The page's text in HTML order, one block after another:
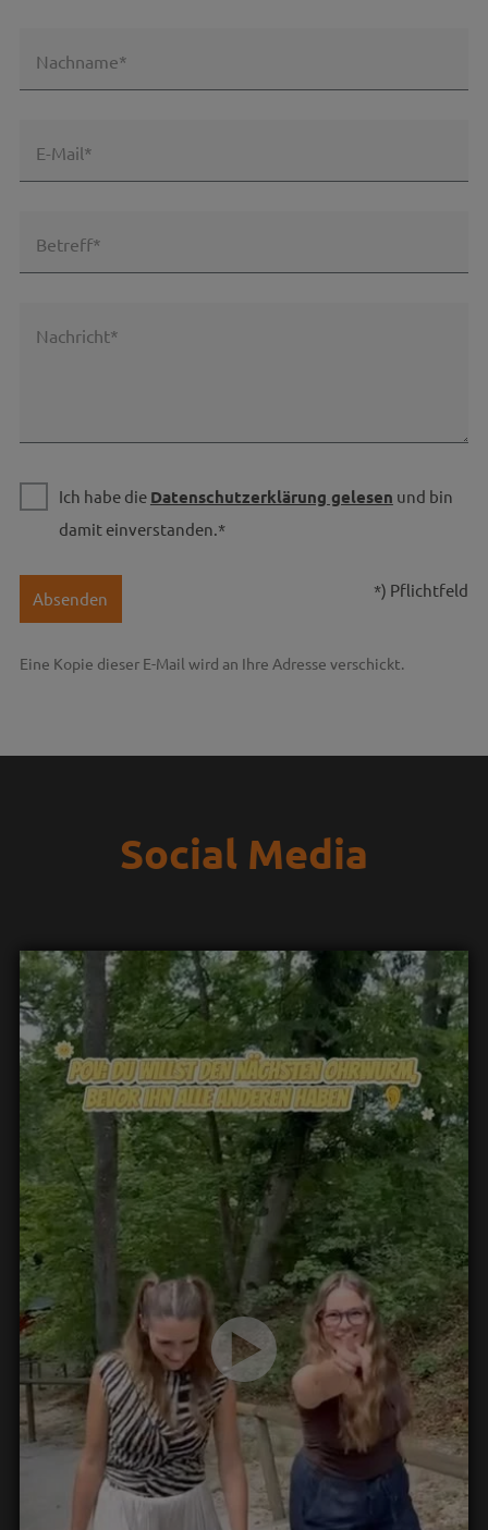
Nachname*
E-Mail*
Betreff*
Nachricht*
Ich habe die Datenschutzerklärung gelesen und bin
damit einverstanden.*
Absenden *) Pflichtfeld
Eine Kopie dieser E-Mail wird an Ihre Adresse verschickt.
Social Media